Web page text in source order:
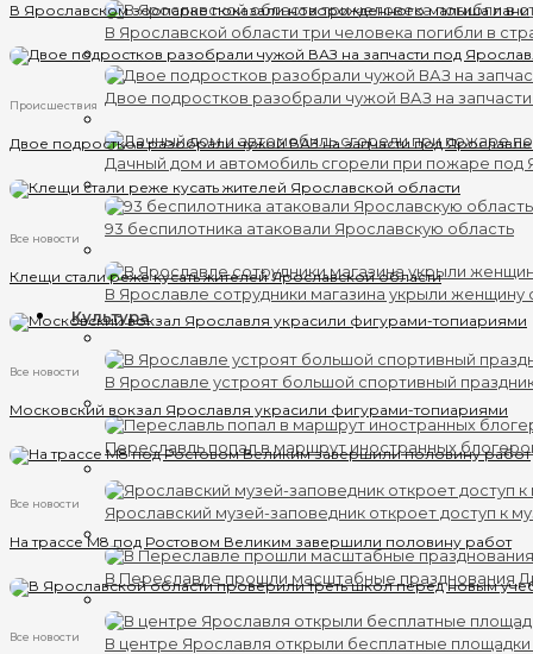
В Ярославской области три человека погибли в
Двое подростков разобрали чужой ВАЗ на
Дачный дом и автомобиль сгорели при пожаре под
93 беспилотника атаковали Ярославскую область
В Ярославле сотрудники магазина укрыли
Культура
В Ярославле устроят большой спортивный
Переславль попал в маршрут иностранных
Ярославский музей-заповедник откроет доступ к
В Переславле прошли масштабные празднования
В центре Ярославля открыли бесплатные
В Ярославском зоопарке показали новорожденного малыша лани
Происшествия
Двое подростков разобрали чужой ВАЗ на запчасти под
Все новости
Клещи стали реже кусать жителей Ярославской области
Все новости
Московский вокзал Ярославля украсили фигурами-топиариями
Все новости
На трассе М8 под Ростовом Великим завершили половину работ
Все новости